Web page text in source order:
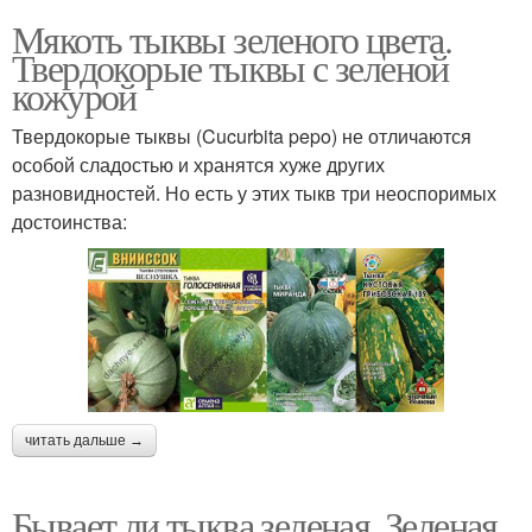
Мякоть тыквы зеленого цвета.
Твердокорые тыквы с зеленой
кожурой
Твердокорые тыквы (Cucurbita pepo) не отличаются
особой сладостью и хранятся хуже других
разновидностей. Но есть у этих тыкв три неоспоримых
достоинства:
читать дальше →